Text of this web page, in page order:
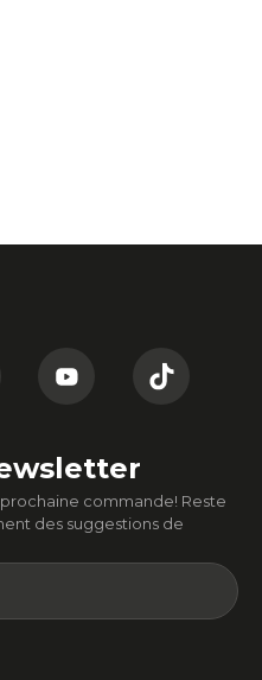
commande! Reste
des suggestions de